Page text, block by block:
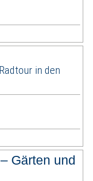
in den
Gärten und